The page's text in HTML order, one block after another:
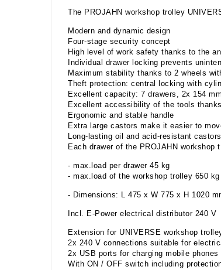
The PROJAHN workshop trolley
Modern and dynamic design
Four-stage security concept
High level of work safety thanks to the
Individual drawer locking prevents
Maximum stability thanks to 2 wheels
Theft protection: central locking with
Excellent capacity: 7 drawers, 2x 154
Excellent accessibility of the tools
Ergonomic and stable handle
Extra large castors make it easier to
Long-lasting oil and acid-resistant castors
Each drawer of the PROJAHN
- max.load per drawer 45 kg
- max.load of the workshop trolley 650 kg
- Dimensions: L 475 x W 775 x H 1020
Incl. E-Power electrical distributor 240 V
Extension for UNIVERSE workshop
2x 240 V connections suitable for
2x USB ports for charging mobile phones
With ON / OFF switch including